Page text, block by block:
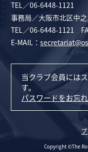
TEL／06-6448-1121
事務局／大阪市北区中
TEL／06-6448-1121
E-MAIL：
当クラブ会員には
す。
パスワードをお忘
Copyright ©The